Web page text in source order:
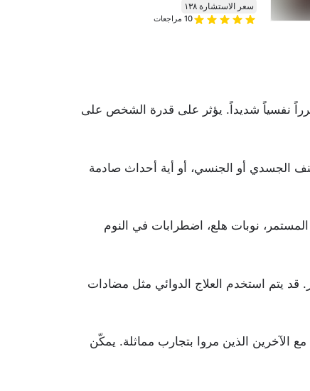
سعر الاستشارة ١٣٨
10 مراجعات
نفسياً شديداً. يؤثر على قدرة الشخص على
الجسدي أو الجنسي، أو أية أحداث صادمة
نوبات هلع، اضطرابات في النوم
قد يتم استخدم العلاج الدوائي مثل مضادات
الآخرين الذين مروا بتجارب مماثلة. يمكّن